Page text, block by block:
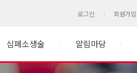
로그인 회원가입
심폐소생술 알림마당